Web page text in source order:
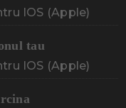
IOS (Apple)
tau
IOS (Apple)